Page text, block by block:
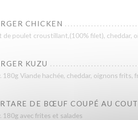
CHICKEN
de poulet croustillant,(100% filet), cheddar,
KUZU
180g Viande hachée, cheddar, oignons frits,
DE BŒUF COUPÉ AU
180g avec frites et salades